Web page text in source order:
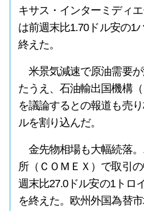
キサス・インターミディ
は前週末比1.70ドル安の1
終えた。
米景気減速で原油需要
たうえ、石油輸出国機構
を議論するとの報道も売
ルを割り込んだ。
金先物相場も大幅続落。
所（ＣＯＭＥＸ）で取引
週末比27.0ドル安の1トロ
を終えた。欧州外国為替